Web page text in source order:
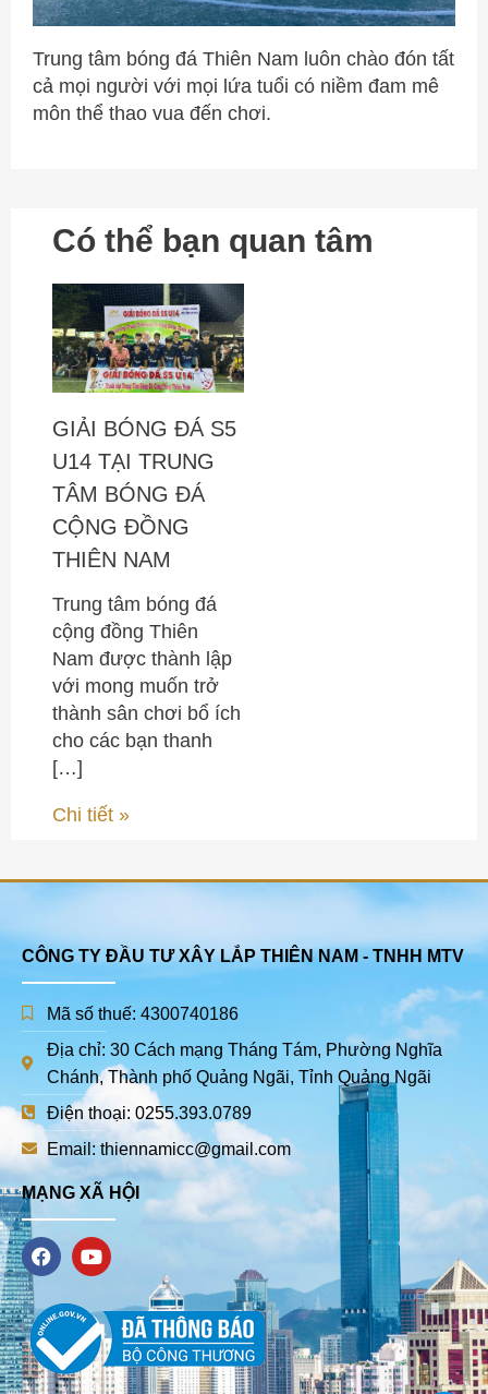
Trung tâm bóng đá Thiên Nam luôn chào đón tất
cả mọi người với mọi lứa tuổi có niềm đam mê
môn thể thao vua đến chơi.
Có thể bạn quan tâm
GIẢI BÓNG ĐÁ S5
U14 TẠI TRUNG
TÂM BÓNG ĐÁ
CỘNG ĐỒNG
THIÊN NAM
Trung tâm bóng đá
cộng đồng Thiên
Nam được thành lập
với mong muốn trở
thành sân chơi bổ ích
cho các bạn thanh
[…]
Chi tiết »
CÔNG TY ĐẦU TƯ XÂY LẮP THIÊN NAM - TNHH MTV
Mã số thuế: 4300740186
Địa chỉ: 30 Cách mạng Tháng Tám, Phường Nghĩa
Chánh, Thành phố Quảng Ngãi, Tỉnh Quảng Ngãi
Điện thoại: 0255.393.0789
Email: thiennamicc@gmail.com
MẠNG XÃ HỘI
F
a
e
b
o
o
k
Y
o
u
b
e